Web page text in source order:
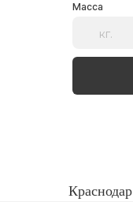
Масса